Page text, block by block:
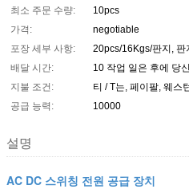
최소 주문 수량:
10pcs
가격:
negotiable
포장 세부 사항:
20pcs/16Kgs/판지,
배달 시간:
10 작업 일은 후에 당
지불 조건:
티 / T는, 페이팔, 웨스
공급 능력:
10000
설명
AC DC 스위칭 전원 공급 장치